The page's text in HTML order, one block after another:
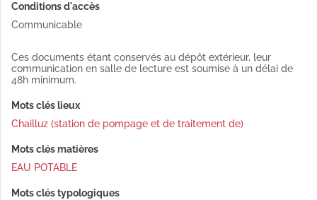
Conditions d'accès
Communicable
Ces documents étant conservés au dépôt extérieur, leur
communication en salle de lecture est soumise à un délai de
48h minimum.
Mots clés lieux
Chailluz (station de pompage et de traitement de)
Mots clés matières
EAU POTABLE
Mots clés typologiques